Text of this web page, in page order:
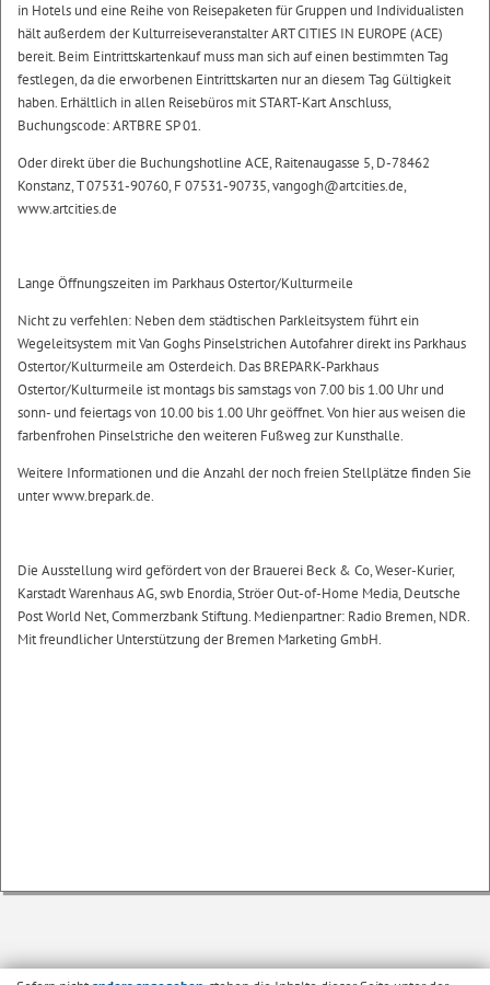
in Hotels und eine Reihe von Reisepaketen für Gruppen und Individualisten
hält außerdem der Kulturreiseveranstalter ART CITIES IN EUROPE (ACE)
bereit. Beim Eintrittskartenkauf muss man sich auf einen bestimmten Tag
festlegen, da die erworbenen Eintrittskarten nur an diesem Tag Gültigkeit
haben. Erhältlich in allen Reisebüros mit START-Kart Anschluss,
Buchungscode: ARTBRE SP 01.
Oder direkt über die Buchungshotline ACE, Raitenaugasse 5, D-78462
Konstanz, T 07531-90760, F 07531-90735, vangogh@artcities.de,
www.artcities.de
Lange Öffnungszeiten im Parkhaus Ostertor/Kulturmeile
Nicht zu verfehlen: Neben dem städtischen Parkleitsystem führt ein
Wegeleitsystem mit Van Goghs Pinselstrichen Autofahrer direkt ins Parkhaus
Ostertor/Kulturmeile am Osterdeich. Das BREPARK-Parkhaus
Ostertor/Kulturmeile ist montags bis samstags von 7.00 bis 1.00 Uhr und
sonn- und feiertags von 10.00 bis 1.00 Uhr geöffnet. Von hier aus weisen die
farbenfrohen Pinselstriche den weiteren Fußweg zur Kunsthalle.
Weitere Informationen und die Anzahl der noch freien Stellplätze finden Sie
unter www.brepark.de.
Die Ausstellung wird gefördert von der Brauerei Beck & Co, Weser-Kurier,
Karstadt Warenhaus AG, swb Enordia, Ströer Out-of-Home Media, Deutsche
Post World Net, Commerzbank Stiftung. Medienpartner: Radio Bremen, NDR.
Mit freundlicher Unterstützung der Bremen Marketing GmbH.